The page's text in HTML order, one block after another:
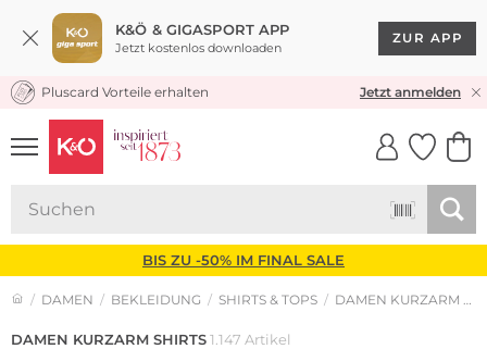
K&Ö & GIGASPORT APP
Jetzt kostenlos downloaden
ZUR APP
30 TAGE RÜCKGABERECHT
Pluscard Vorteile erhalten Jetzt anmelden
UNSERE APP
CLICK &
BIS ZU -50% IM FINAL SALE
DAMEN BEKLEIDUNG SHIRTS & TOPS DAMEN KURZARM SHIRTS
DAMEN KURZARM SHIRTS1.147 Artikel